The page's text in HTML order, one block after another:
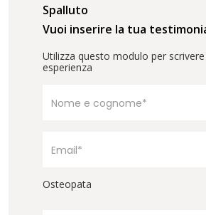
Spalluto
Vuoi inserire la tua
Utilizza questo modulo per
esperienza
Osteopata